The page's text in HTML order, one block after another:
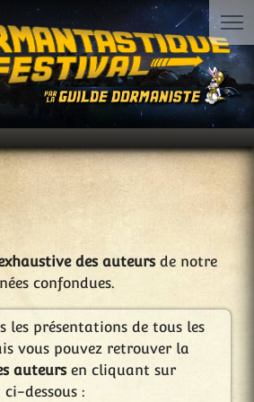
des auteursde notre
confondues.
les présentations de tous les
vous pouvez retrouver la
auteursen cliquant sur
dessous :